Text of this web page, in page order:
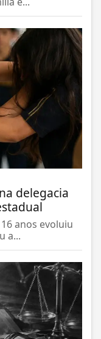
delegacia
anos evoluiu
a...